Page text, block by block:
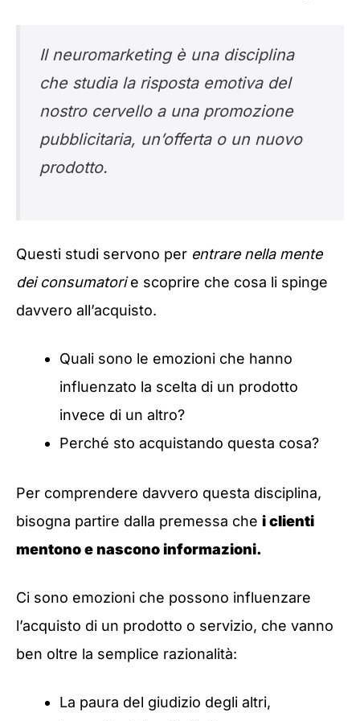
Il neuromarketing è una disciplina
che studia la risposta emotiva del
nostro cervello a una promozione
pubblicitaria, un’offerta o un nuovo
prodotto.
Questi studi servono per entrare nella mente
dei consumatorie scoprire che cosa li spinge
davvero all’acquisto.
Quali sono le emozioni che hanno
influenzato la scelta di un prodotto
invece di un altro?
Perché sto acquistando questa cosa?
Per comprendere davvero questa disciplina,
bisogna partire dalla premessa che i clienti
mentono e nascono informazioni.
Ci sono emozioni che possono influenzare
l’acquisto di un prodotto o servizio, che vanno
ben oltre la semplice razionalità:
La paura del giudizio degli altri,